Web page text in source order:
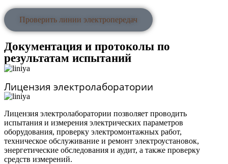
Проверить линии электропередач
Документация и протоколы по
результатам испытаний
Лицензия электролаборатории
Лицензия электролаборатории позволяет проводить
испытания и измерения электрических параметров
оборудования, проверку электромонтажных работ,
техническое обслуживание и ремонт электроустановок,
энергетические обследования и аудит, а также проверку
средств измерений.